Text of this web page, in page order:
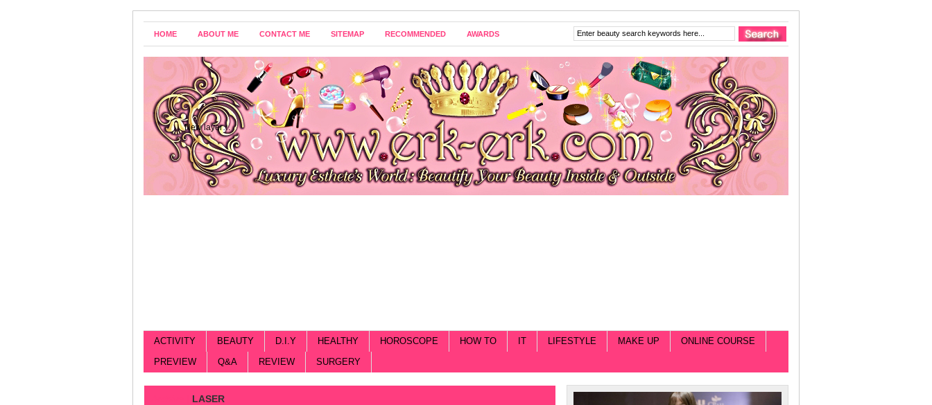
HOME ABOUT ME CONTACT ME SITEMAP RECOMMENDED AWARDS
ACTIVITY BEAUTY D.I.Y HEALTHY HOROSCOPE HOW TO IT LIFESTYLE MAKE UP
ONLINE COURSE
PREVIEW
Q&A REVIEW SURGERY
LASER
New layer…